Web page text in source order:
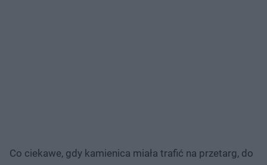
Co ciekawe, gdy kamienica miała trafić na przetarg, do